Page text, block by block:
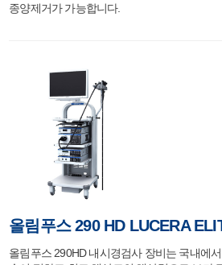
종양제거가 가능합니다.
올림푸스 290 HD LUCERA
올림푸스 290HD 내시경검사 장비는 국내에